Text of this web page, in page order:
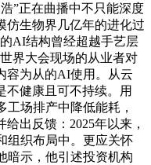
”正在曲播中不只能深度
仿生物界几亿年的进化过
AI结构曾经超越手艺层
界大会现场的从业者对
容为从的AI使用。从云
不健康且可不持续。用
场排产中降低能耗，
出反馈：2025年以来，
组织布局中。更应关怀
暗示，他引述投资机构